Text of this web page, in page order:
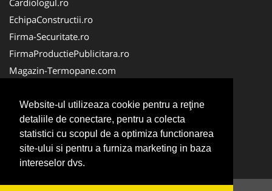
Website-ul utilizeaza cookie pentru a reţine
detaliile de conectare, pentru a colecta
statistici cu scopul de a optimiza functionarea
site-ului si pentru a furniza marketing in baza
intereselor dvs.
Cardiologul.ro
EchipaConstructii.ro
Firma-Securitate.ro
FirmaProductiePublicitara.ro
Magazin-Termopane.com
CramaVinuri.ro
FirmaTractariAuto.ro
InstalatiiSolare.com
Pescaresc.ro